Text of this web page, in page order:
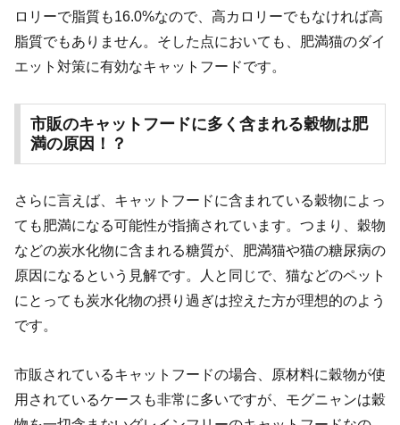
ロリーで脂質も16.0%なので、高カロリーでもなければ高
脂質でもありません。そした点においても、肥満猫のダイ
エット対策に有効なキャットフードです。
市販のキャットフードに多く含まれる穀物は肥
満の原因！？
さらに言えば、キャットフードに含まれている穀物によっ
ても肥満になる可能性が指摘されています。つまり、穀物
などの炭水化物に含まれる糖質が、肥満猫や猫の糖尿病の
原因になるという見解です。人と同じで、猫などのペット
にとっても炭水化物の摂り過ぎは控えた方が理想的のよう
です。
市販されているキャットフードの場合、原材料に穀物が使
用されているケースも非常に多いですが、モグニャンは穀